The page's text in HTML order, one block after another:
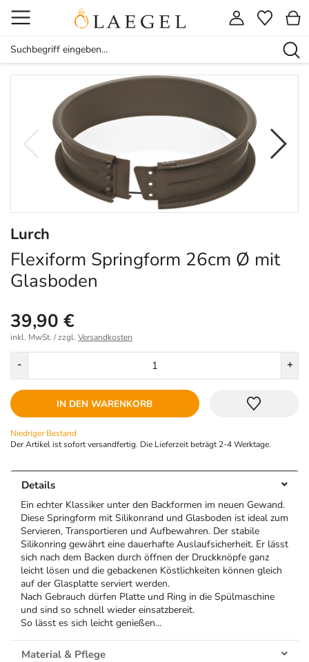
Lurch
Flexiform Springform 26cm Ø mit
Glasboden
39,90 €
inkl. MwSt. / zzgl. Versandkosten
- +
IN DEN WARENKORB
Niedriger Bestand
Der Artikel ist sofort versandfertig. Die Lieferzeit beträgt 2-4 Werktage.
Details
Ein echter Klassiker unter den Backformen im neuen Gewand.
Diese Springform mit Silikonrand und Glasboden ist ideal zum
Servieren, Transportieren und Aufbewahren. Der stabile
Silikonring gewährt eine dauerhafte Auslaufsicherheit. Er lässt
sich nach dem Backen durch öffnen der Druckknöpfe ganz
leicht lösen und die gebackenen Köstlichkeiten können gleich
auf der Glasplatte serviert werden.
Nach Gebrauch dürfen Platte und Ring in die Spülmaschine
und sind so schnell wieder einsatzbereit.
So lässt es sich leicht genießen...
Material & Pflege